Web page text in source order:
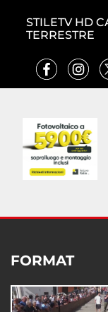
STILETV HD
TERRESTRE
FORMAT